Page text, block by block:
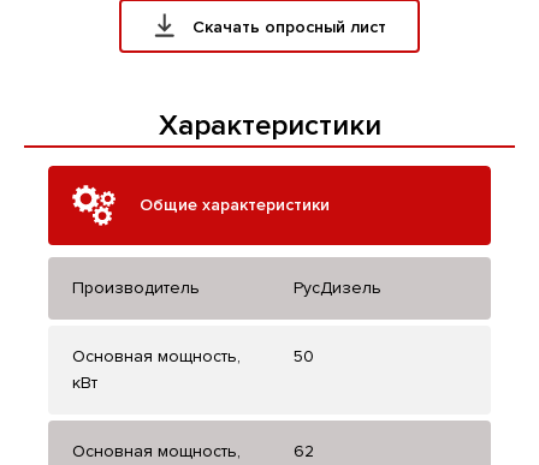
Скачать опросный лист
Характеристики
Общие характеристики
Производитель РусДизель
Основная мощность,
кВт
50
Основная мощность,
62